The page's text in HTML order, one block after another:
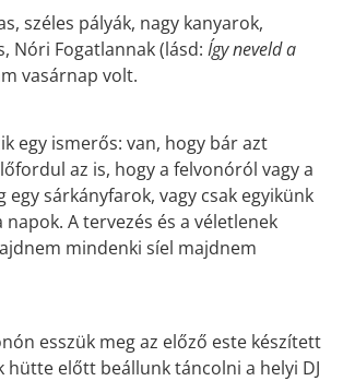
széles pályák, nagy kanyarok,
Nóri Fogatlannak (lásd: Így neveld a
vasárnap volt.
egy ismerős: van, hogy bár azt
az is, hogy a felvonóról vagy a
sárkányfarok, vagy csak egyikünk
A tervezés és a véletlenek
mindenki síel majdnem
esszük meg az előző este készített
előtt beállunk táncolni a helyi DJ